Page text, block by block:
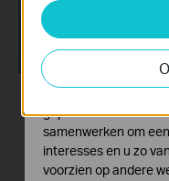
How to Resolve
Double NAT using
Starlink
Cookies voor analyse
activiteiten op onze
functionaliteit van
verbeteren.
Marketing cookies
geplaatst door
samenwerken om
interesses en u zo
voorzien op andere